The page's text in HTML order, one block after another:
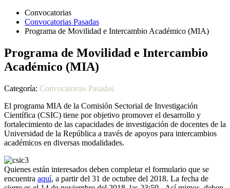
Convocatorias
Convocatorias Pasadas
Programa de Movilidad e Intercambio Académico (MIA)
Programa de Movilidad e Intercambio
Académico (MIA)
Categoría: Convocatorias Pasadas
El programa MIA de la Comisión Sectorial de Investigación
Científica (CSIC) tiene por objetivo promover el desarrollo y
fortalecimiento de las capacidades de investigación de docentes de la
Universidad de la República a través de apoyos para intercambios
académicos en diversas modalidades.
Quienes están interesados deben completar el formulario que se
encuentra aquí, a partir del 31 de octubre del 2018. La fecha de